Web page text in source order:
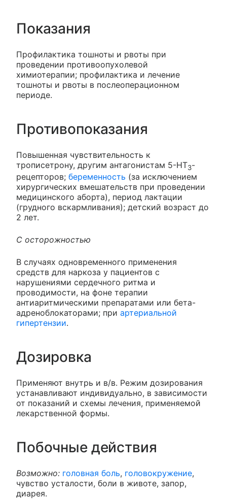
Показания
Профилактика тошноты и рвоты при
проведении противоопухолевой
химиотерапии; профилактика и лечение
тошноты и рвоты в послеоперационном
периоде.
Противопоказания
Повышенная чувствительность к
трописетрону, другим антагонистам 5-НТ3-
рецепторов; беременность (за исключением
хирургических вмешательств при проведении
медицинского аборта), период лактации
(грудного вскармливания); детский возраст до
2 лет.
С осторожностью
В случаях одновременного применения
средств для наркоза у пациентов с
нарушениями сердечного ритма и
проводимости, на фоне терапии
антиаритмическими препаратами или бета-
адреноблокаторами; при артериальной
гипертензии.
Дозировка
Применяют внутрь и в/в. Режим дозирования
устанавливают индивидуально, в зависимости
от показаний и схемы лечения, применяемой
лекарственной формы.
Побочные действия
Возможно: головная боль, головокружение,
чувство усталости, боли в животе, запор,
диарея.